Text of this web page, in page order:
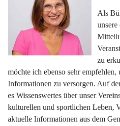
Als
zu
möchte ich ebenso sehr
Informationen zu versorgen. Auf
es Wissenswertes über unser
kulturellen und sportlichen Leben,
aktuelle Informationen aus dem